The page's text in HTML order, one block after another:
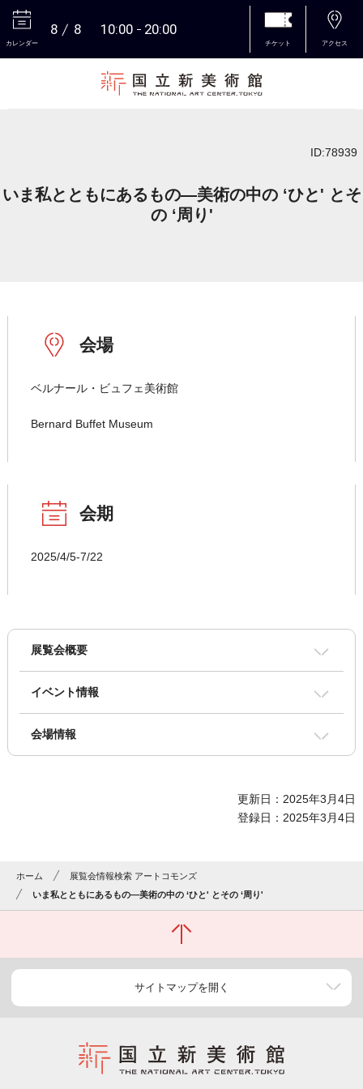
カレンダー
8 8 10:00 20:00
チケット アクセス
ID:78939
いま私とともにあるもの―美術の中の ‘ひと' とそ
の ‘周り'
会場
ベルナール・ビュフェ美術館
Bernard Buffet Museum
会期
2025/4/5-7/22
展覧会概要
イベント情報
会場情報
更新日：2025年3月4日
登録日：2025年3月4日
ホーム
展覧会情報検索 アートコモンズ
いま私とともにあるもの―美術の中の ‘ひと' とその ‘周り'
サイトマップを開く